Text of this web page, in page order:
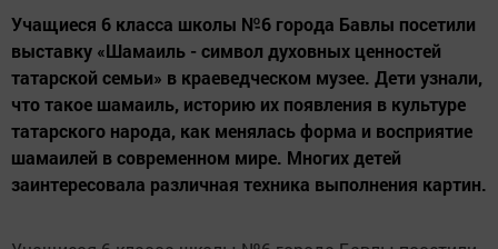
Учащиеся 6 класса школы №6 города Бавлы посетили
выставку «Шамаиль - символ духовных ценностей
татарской семьи» в краеведческом музее. Дети узнали,
что такое шамаиль, историю их появления в культуре
татарского народа, как менялась форма и восприятие
шамаилей в современном мире. Многих детей
заинтересовала различная техника выполнения картин.